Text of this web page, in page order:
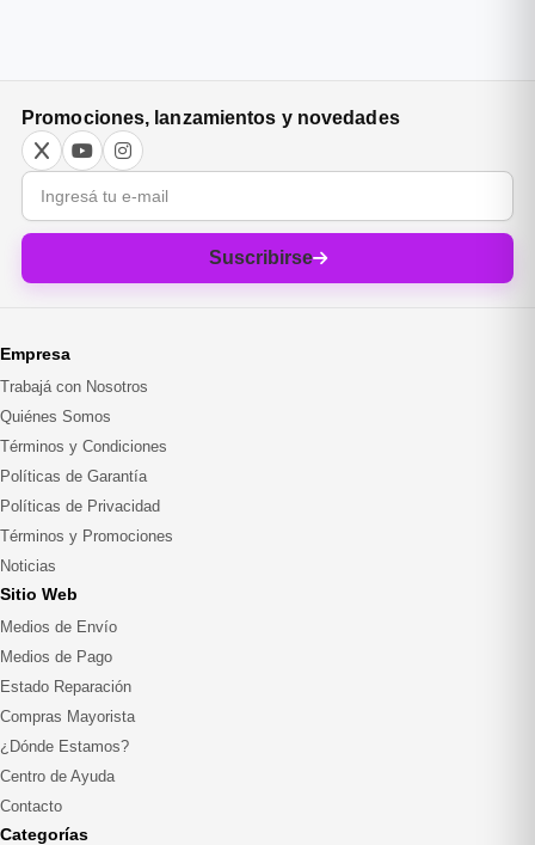
Promociones, lanzamientos y novedades
Correo electrónico
Suscribirse
Empresa
Trabajá con Nosotros
Quiénes Somos
Términos y Condiciones
Políticas de Garantía
Políticas de Privacidad
Términos y Promociones
Noticias
Sitio Web
Medios de Envío
Medios de Pago
Estado Reparación
Compras Mayorista
¿Dónde Estamos?
Centro de Ayuda
Contacto
Categorías